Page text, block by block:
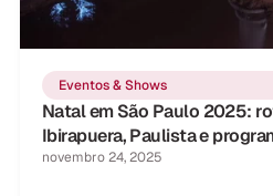
Eventos & Shows
Natal em São Paulo 2025:
Ibirapuera, Paulista e
novembro 24, 2025